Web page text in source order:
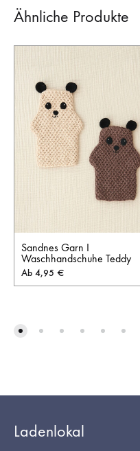
Ähnliche Produkte
Sandnes Garn I
Waschhandschuhe Teddy
Ab 4,95 €
Ladenlokal